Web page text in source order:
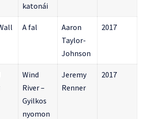
katonái
A fal
Aaron
Taylor-
Johnson
2017
Wind
River –
Gyilkos
nyomon
Jeremy
Renner
2017